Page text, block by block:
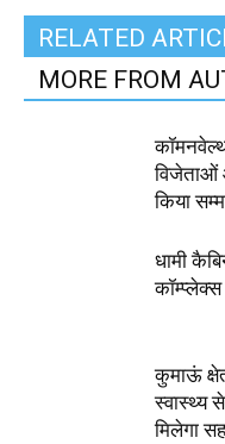
RELATED
MORE FROM
विजेताओं
किया
धामी
कुमाऊं
स्वास्थ्य
मिलेगा